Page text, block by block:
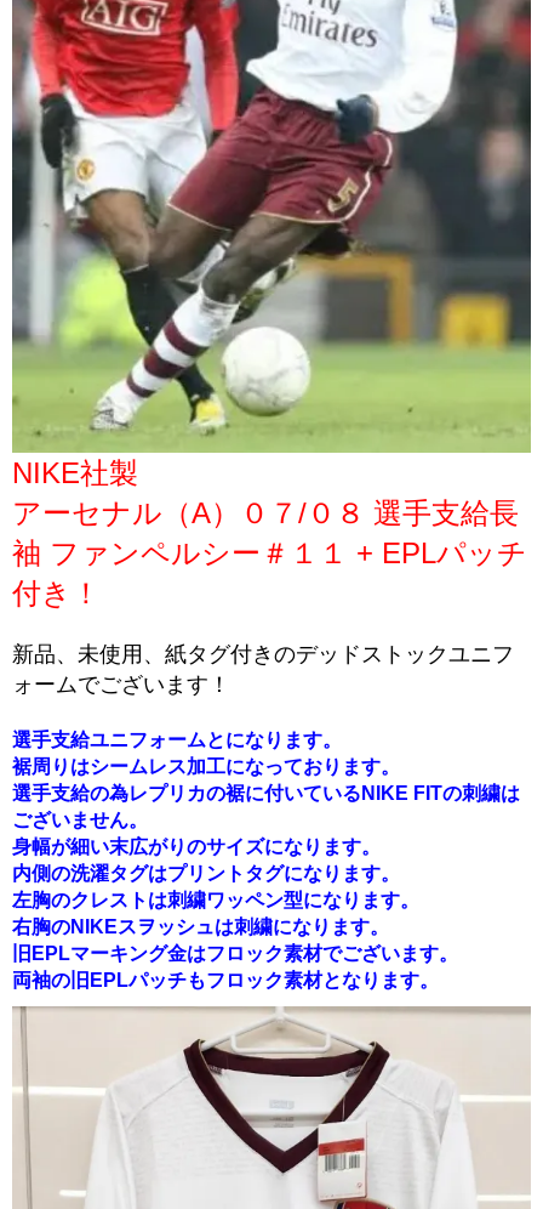
NIKE社製
アーセナル（A）０７/０８ 選手支給長
袖 ファンペルシー＃１１ + EPLパッチ
付き！
新品、未使用、紙タグ付きのデッドストックユニフ
ォームでございます！
選手支給ユニフォームとになります。
裾周りはシームレス加工になっております。
選手支給の為レプリカの裾に付いているNIKE FITの刺繍は
ございません。
身幅が細い末広がりのサイズになります。
内側の洗濯タグはプリントタグになります。
左胸のクレストは刺繍ワッペン型になります。
右胸のNIKEスヲッシュは刺繍になります。
旧EPLマーキング金はフロック素材でございます。
両袖の旧EPLパッチもフロック素材となります。